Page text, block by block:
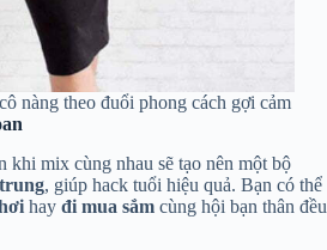
nàng theo đuổi phong cách gợi cảm
khi mix cùng nhau sẽ tạo nên một bộ
, giúp hack tuổi hiệu quả. Bạn có thể
hay đi mua sắm cùng hội bạn thân đều